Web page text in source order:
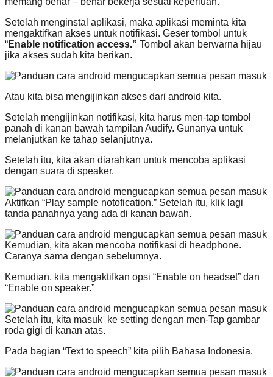
Setelah menginstal aplikasi, maka aplikasi meminta kita
mengaktifkan akses untuk notifikasi. Geser tombol untuk
“Enable notification access.” Tombol akan berwarna hijau
jika akses sudah kita berikan.
Atau kita bisa mengijinkan akses dari android kita.
Setelah mengijinkan notifikasi, kita harus men-tap tombol
panah di kanan bawah tampilan Audify. Gunanya untuk
melanjutkan ke tahap selanjutnya.
Setelah itu, kita akan diarahkan untuk mencoba aplikasi
dengan suara di speaker.
Aktifkan “Play sample notofication.” Setelah itu, klik lagi
tanda panahnya yang ada di kanan bawah.
Kemudian, kita akan mencoba notifikasi di headphone.
Caranya sama dengan sebelumnya.
Kemudian, kita mengaktifkan opsi “Enable on headset” dan
“Enable on speaker.”
Setelah itu, kita masuk ke setting dengan men-Tap gambar
roda gigi di kanan atas.
Pada bagian “Text to speech” kita pilih Bahasa Indonesia.